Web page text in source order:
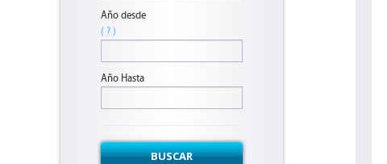
Año desde
( ? )
Año Hasta
BUSCAR